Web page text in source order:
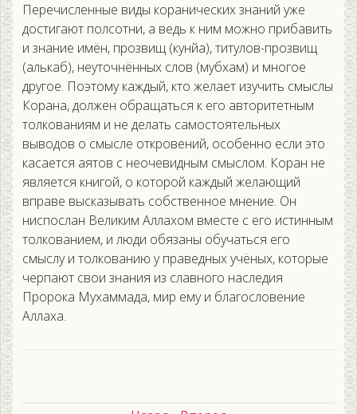
Перечисленные виды коранических знаний уже
достигают полсотни, а ведь к ним можно прибавить
и знание имён, прозвищ (кунйа), титулов-прозвищ
(алькаб), неуточнённых слов (мубхам) и многое
другое. Поэтому каждый, кто желает изучить смыслы
Корана, должен обращаться к его авторитетным
толкованиям и не делать самостоятельных
выводов о смысле откровений, особенно если это
касается аятов с неочевидным смыслом. Коран не
является книгой, о которой каждый желающий
вправе высказывать собственное мнение. Он
ниспослан Великим Аллахом вместе с его истинным
толкованием, и люди обязаны обучаться его
смыслу и толкованию у праведных учёных, которые
черпают свои знания из славного наследия
Пророка Мухаммада, мир ему и благословение
Аллаха.